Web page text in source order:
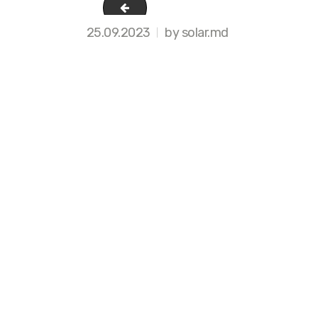
10
25.09.2023 by solar.md